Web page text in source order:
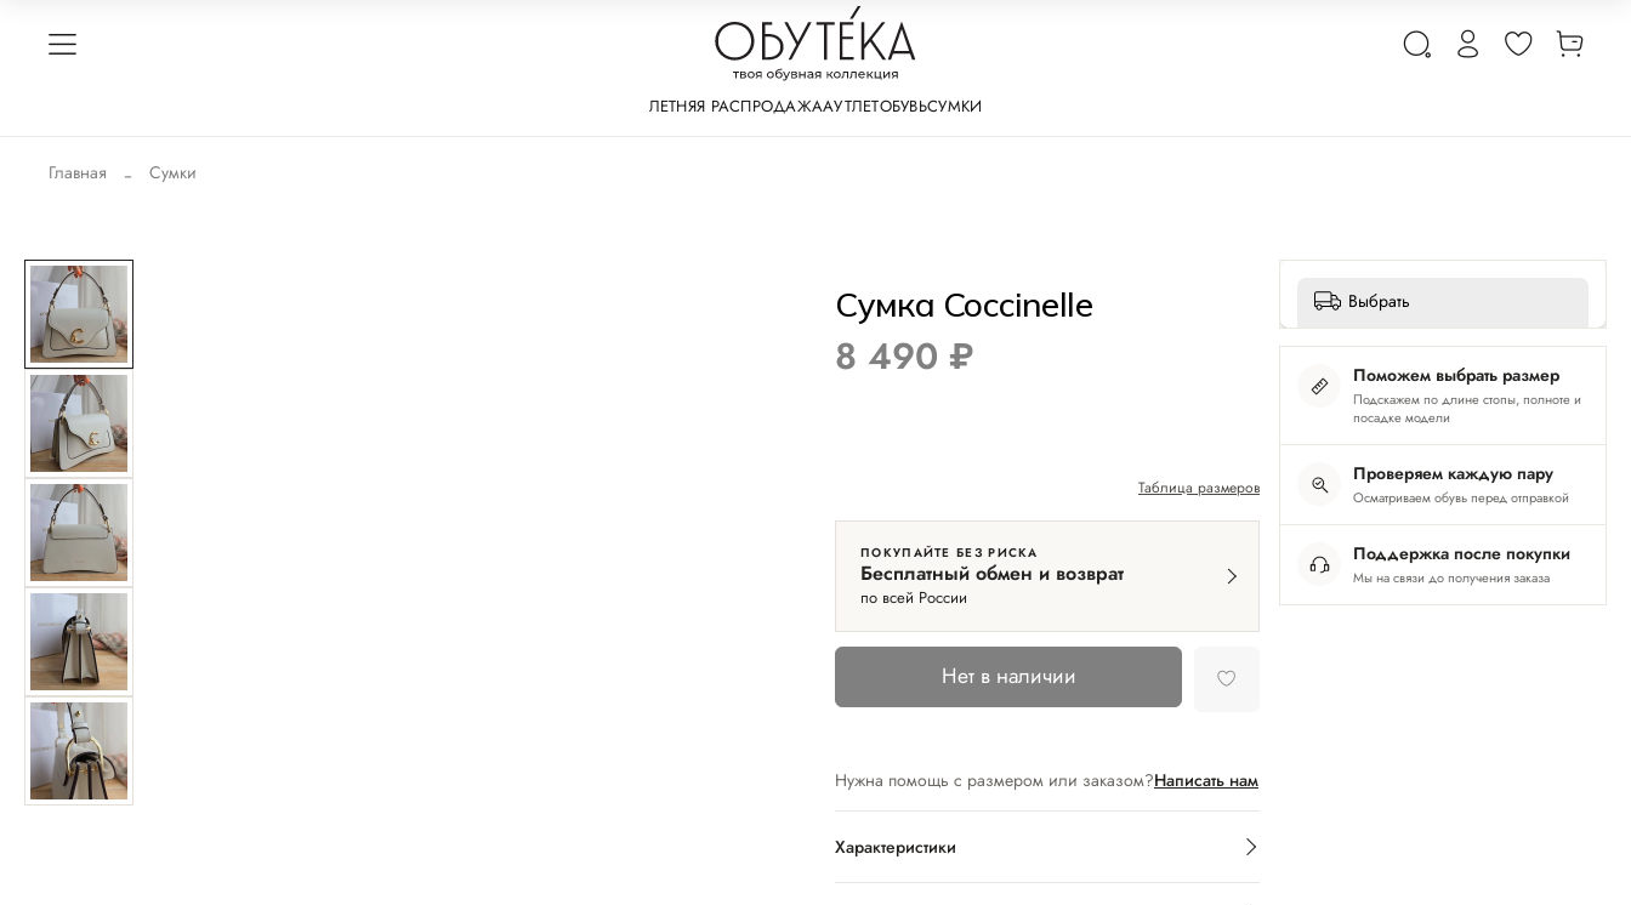
ЛЕТНЯЯ РАСПРОДАЖААУТЛЕТОБУВЬСУМКИ
Главная Сумки
Сумка Coccinelle
8 490 ₽
Таблица размеров
ПОКУПАЙТЕ БЕЗ РИСКА
Бесплатный обмен и возврат
по всей России
Нет в наличии
Нужна помощь с размером или заказом?Написать нам
Характеристики
Выбрать
Поможем выбрать размер
Подскажем по длине стопы, полноте и
посадке модели
Проверяем каждую пару
Осматриваем обувь перед отправкой
Поддержка после покупки
Мы на связи до получения заказа